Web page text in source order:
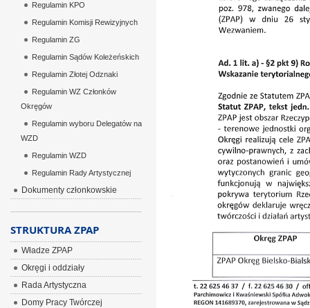
Regulamin KPO
Regulamin Komisji Rewizyjnych
Regulamin ZG
Regulamin Sądów Koleżeńskich
Regulamin Złotej Odznaki
Regulamin WZ Członków
Okręgów
Regulamin wyboru Delegatów na
WZD
Regulamin WZD
Regulamin Rady Artystycznej
Dokumenty członkowskie
STRUKTURA ZPAP
Władze ZPAP
Okręgi i oddziały
Rada Artystyczna
Domy Pracy Twórczej